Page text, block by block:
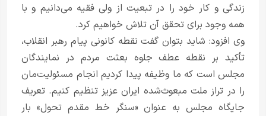
زندگی و کار خود را در تبعیت از ولی فقیه می‌دانیم و با
همه وجود برای تحقق آن تلاش خواهیم کرد.
وی افزود: شاید بتوان گفت نقطه کانونی پیام رهبر انقلاب،
تأکید بر نقطه عطف جلوه بعثت مردم در نمایندگان
مجلس است که ما وظیفه پیدا کردیم انجام مسئولیت‌مان
را در تراز ملت مبعوث‌شده ایران عزیز تنظیم کنیم. تعریف
جایگاه مجلس به عنوان «سنگر خط مقدم تحول» بار